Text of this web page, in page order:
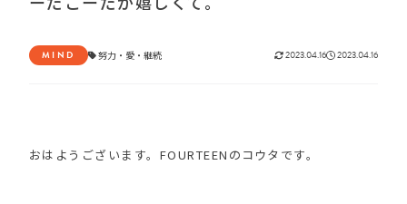
MIND 努力・ 愛・ 継続 2023.04.16 2023.04.16
おはようございます。FOURTEENのコウタです。